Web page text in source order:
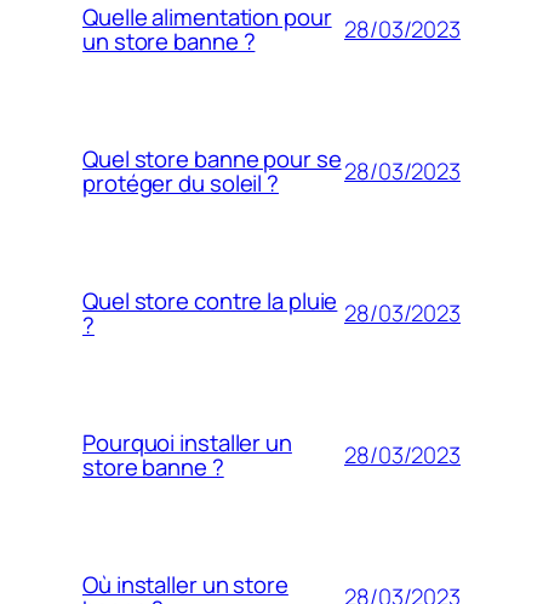
Quelle alimentation pour
un store banne ? 28/03/2023
Quel store banne pour se
protéger du soleil ? 28/03/2023
Quel store contre la pluie
? 28/03/2023
Pourquoi installer un
store banne ? 28/03/2023
Où installer un store 28/03/2023